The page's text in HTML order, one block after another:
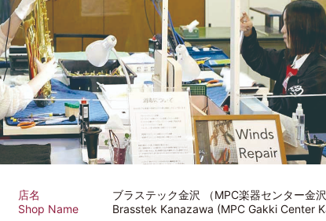
店名
Shop Name
ブラステック金沢 （MPC楽器センター金沢
Brasstek Kanazawa (MPC Gakki Center